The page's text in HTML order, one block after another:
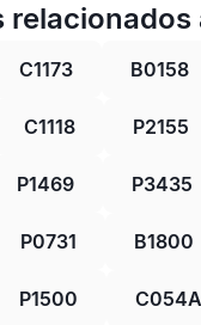
relacionados
C1173 B0158
C1118 P2155
P1469 P3435
P0731 B1800
P1500 C054A